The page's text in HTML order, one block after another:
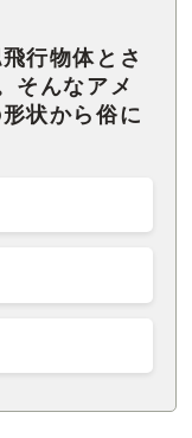
行物体とさ
そんなアメ
状から俗に